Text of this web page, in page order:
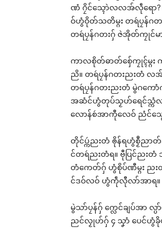
ဏံ ဂၠိင်သ္ၚောဲလလအ်လဵုရော?
ဝ်ဟွံဝိုတ်သတိမ္ဂး တရဴပၠန်ဂ
တရဴပၠန်ဂတးဂှ် ဇဲအိုတ်ကၠုင်မာ
ကာလစိုတ်ဓာတ်စှ်ေကၠုၚ်မ္ဂး
ညိ။ တရဴပၠန်ဂတးညးတံ လအ်
တရဴပၠန်ဂတးညးတံ မွဲဂကေ
အဆံင်ဟွံတုပ်သၟဟ်ရေင်သ္ကံလး
လောန်စဴအာကီုလေဝ် ညံင်သ္
တိုင်ပ္ကဴညးတံ ၜိုန်ရဟွံစၟဳည
င်တရဴညးတံရ။ ဗီုပြင်ညး
တံကေတ်ဂှ် ဟွံစိုပ်ဏီမ္ဂး ညး
င်ဒဝ်လဝ် ဟွံကဵုလီုလာ်အာရ။
မွဲသာ်ပၠန်ဂှ် က္လေင်ချပ်အာ
ညင်လၟုဟ်ဂှ် ၄ သၞာံ ပေင်ဟွံခိုဟ်